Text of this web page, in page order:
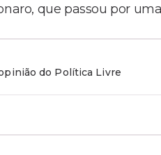
que passou por
do Política Livre